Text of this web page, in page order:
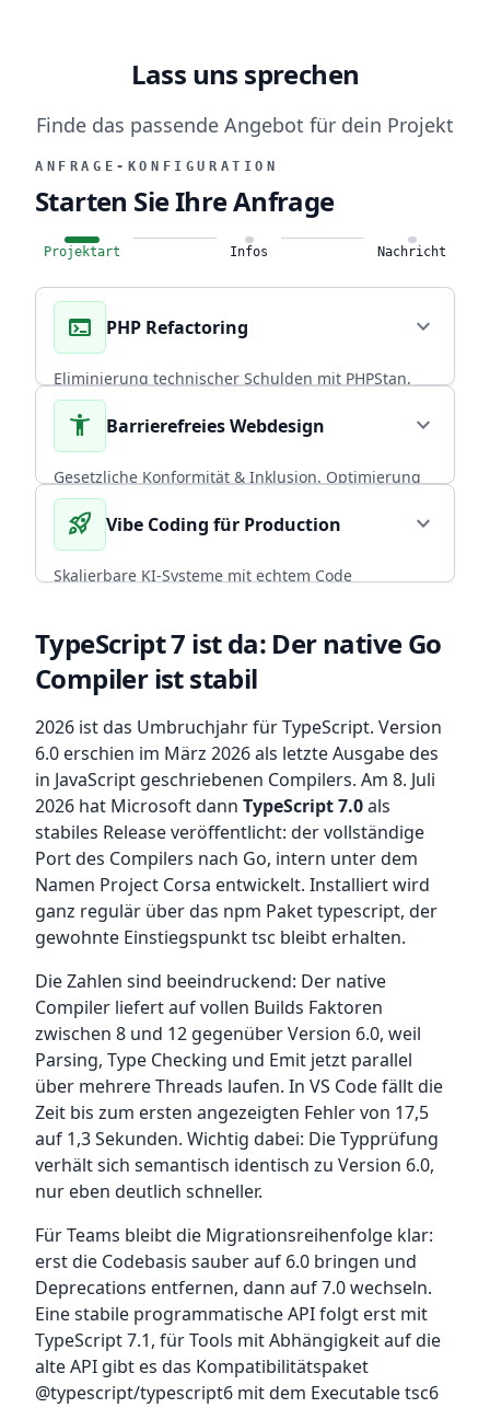
Lass uns sprechen
Finde das passende Angebot für dein Projekt
ANFRAGE-KONFIGURATION
Starten Sie Ihre Anfrage
Projektart Infos Nachricht
terminal PHP Refactoring expand_more
Eliminierung technischer Schulden mit PHPStan,
Rector PHP und PHPUnit. Über 20 Jahre
Praxiserfahrung in skalierbaren Backends.
CORE EXPERTISE
Diesen Service wählenarrow_forward
accessibility_new Barrierefreies Webdesign expand_more
Gesetzliche Konformität & Inklusion. Optimierung
von Performance und Conversion durch radikal
nutzerzentriertes, universelles Design.
BFSG COMPLIANT
rocket_launch Vibe Coding für Production expand_more
Skalierbare KI-Systeme mit echtem Code
Diesen Service wählenarrow_forward
TypeScript 7 ist da: Der native Go
Compiler ist stabil
2026 ist das Umbruchjahr für TypeScript. Version
6.0 erschien im März 2026 als letzte Ausgabe des
in JavaScript geschriebenen Compilers. Am 8. Juli
2026 hat Microsoft dann TypeScript 7.0als
stabiles Release veröffentlicht: der vollständige
Port des Compilers nach Go, intern unter dem
Namen Project Corsa entwickelt. Installiert wird
ganz regulär über das npm Paket typescript, der
gewohnte Einstiegspunkt tsc bleibt erhalten.
Die Zahlen sind beeindruckend: Der native
Compiler liefert auf vollen Builds Faktoren
zwischen 8 und 12 gegenüber Version 6.0, weil
Parsing, Type Checking und Emit jetzt parallel
über mehrere Threads laufen. In VS Code fällt die
Zeit bis zum ersten angezeigten Fehler von 17,5
auf 1,3 Sekunden. Wichtig dabei: Die Typprüfung
verhält sich semantisch identisch zu Version 6.0,
nur eben deutlich schneller.
Für Teams bleibt die Migrationsreihenfolge klar:
erst die Codebasis sauber auf 6.0 bringen und
Deprecations entfernen, dann auf 7.0 wechseln.
Eine stabile programmatische API folgt erst mit
TypeScript 7.1, für Tools mit Abhängigkeit auf die
alte API gibt es das Kompatibilitätspaket
@typescript/typescript6 mit dem Executable tsc6